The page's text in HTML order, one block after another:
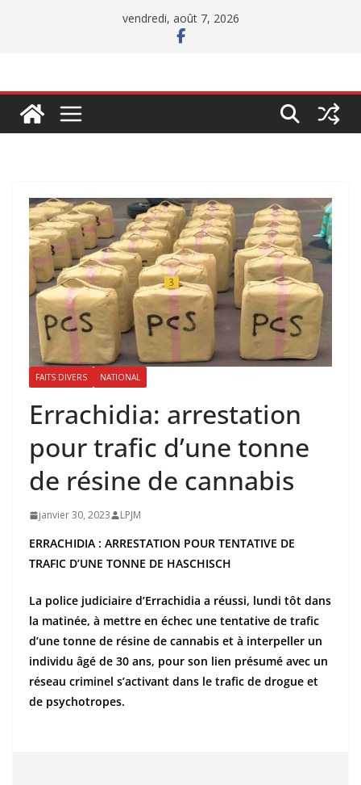
vendredi, août 7, 2026
FAITS DIVERS NATIONAL
Errachidia: arrestation
pour trafic d’une tonne
de résine de cannabis
janvier 30, 2023 LPJM
ERRACHIDIA : ARRESTATION POUR TENTATIVE DE
TRAFIC D’UNE TONNE DE HASCHISCH
La police judiciaire d’Errachidia a réussi, lundi tôt dans
la matinée, à mettre en échec une tentative de trafic
d’une tonne de résine de cannabis et à interpeller un
individu âgé de 30 ans, pour son lien présumé avec un
réseau criminel s’activant dans le trafic de drogue et
de psychotropes.